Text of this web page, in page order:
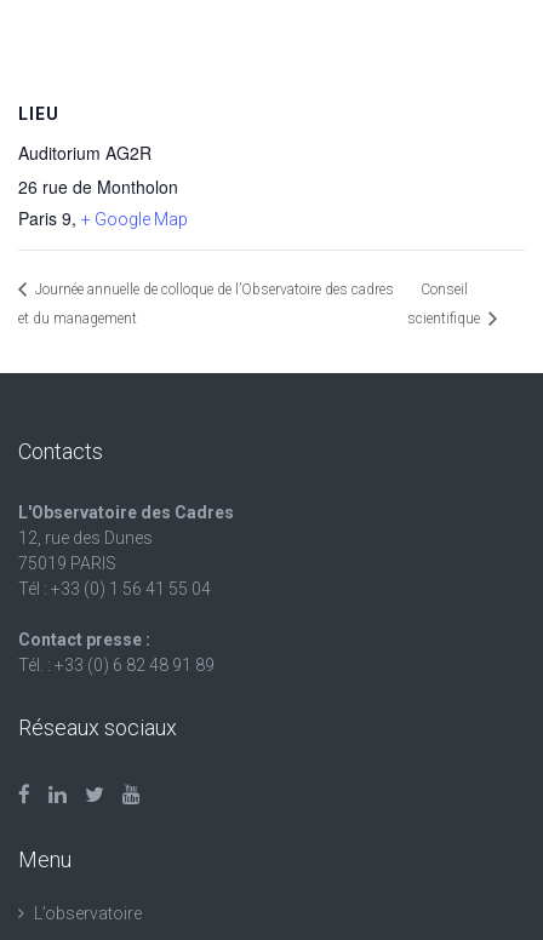
LIEU
Auditorium AG2R
26 rue de Montholon
Paris 9, + Google Map
Journée annuelle de colloque de l’Observatoire des cadres
et du management
Conseil
scientifique
Contacts
L'Observatoire des Cadres
12, rue des Dunes
75019 PARIS
Tél : +33 (0) 1 56 41 55 04
Contact presse :
Tél. : +33 (0) 6 82 48 91 89
Réseaux sociaux
Menu
L’observatoire